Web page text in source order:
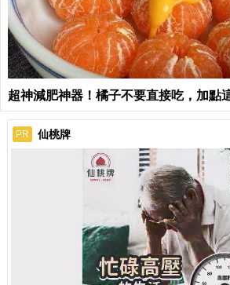
超神減肥神器！橘子不要直接吃，加點
PR 仙桃牌